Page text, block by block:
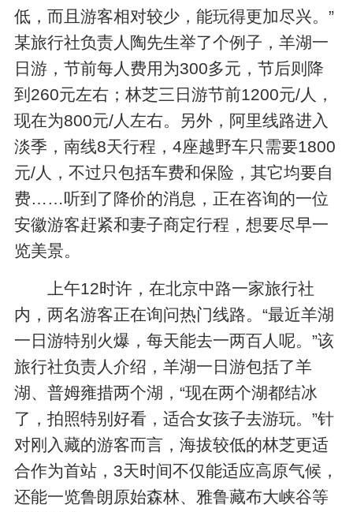
低，而且游客相对较少，能玩得更加尽兴。”
某旅行社负责人陶先生举了个例子，羊湖一
日游，节前每人费用为300多元，节后则降
到260元左右；林芝三日游节前1200元/人，
现在为800元/人左右。另外，阿里线路进入
淡季，南线8天行程，4座越野车只需要1800
元/人，不过只包括车费和保险，其它均要自
费……听到了降价的消息，正在咨询的一位
安徽游客赶紧和妻子商定行程，想要尽早一
览美景。
上午12时许，在北京中路一家旅行社
内，两名游客正在询问热门线路。“最近羊湖
一日游特别火爆，每天能去一两百人呢。”该
旅行社负责人介绍，羊湖一日游包括了羊
湖、普姆雍措两个湖，“现在两个湖都结冰
了，拍照特别好看，适合女孩子去游玩。”针
对刚入藏的游客而言，海拔较低的林芝更适
合作为首站，3天时间不仅能适应高原气候，
还能一览鲁朗原始森林、雅鲁藏布大峡谷等